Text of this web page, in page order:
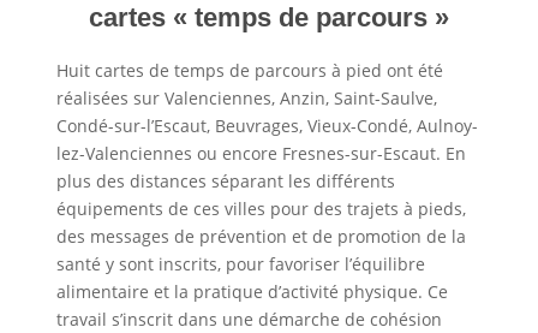
cartes « temps de parcours »
Huit cartes de temps de parcours à pied ont été
réalisées sur Valenciennes, Anzin, Saint-Saulve,
Condé-sur-l’Escaut, Beuvrages, Vieux-Condé, Aulnoy-
lez-Valenciennes ou encore Fresnes-sur-Escaut. En
plus des distances séparant les différents
équipements de ces villes pour des trajets à pieds,
des messages de prévention et de promotion de la
santé y sont inscrits, pour favoriser l’équilibre
alimentaire et la pratique d’activité physique. Ce
travail s’inscrit dans une démarche de cohésion